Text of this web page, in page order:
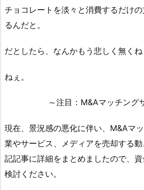
チョコレートを淡々と消費するだけ
るんだと。
だとしたら、なんかもう悲しく無くね
ねぇ。
～注目：M&Aマッチング
現在、景況感の悪化に伴い、M&Aマ
業やサービス、メディアを売却する
記記事に詳細をまとめましたので、
検討ください。